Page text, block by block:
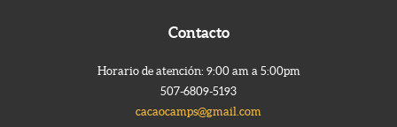
Contacto
Horario de atención: 9:00 am a 5:00pm
507-6809-5193
cacaocamps@gmail.com